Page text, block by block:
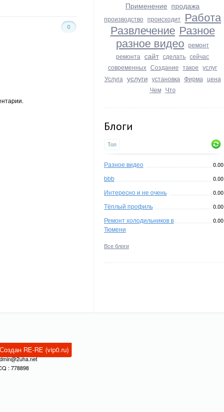
Применение продажа
производство происходит Работа
Развлечение Разное
разное видео ремонт
ремонта сайт сделать сейчас
современных Создание такое услуг
Услуга услуги установка Фирма цена
Чем Что
Блоги
Топ
Разное видео 0.00
bbb 0.00
Интересно и не очень 0.00
Тёплый профиль 0.00
Ремонт холодильников в
Тюмени
0.00
Все блоги
0
Создан RE-RE (vip0.ru)
: 778898